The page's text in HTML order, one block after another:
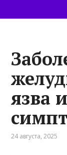
язва
24 августа, 2025